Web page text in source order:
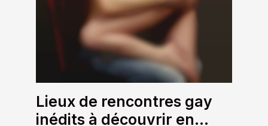
Lieux de rencontres gay
inédits à découvrir en